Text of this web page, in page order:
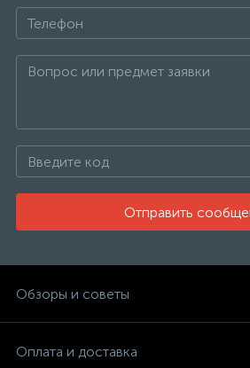
Отправить
Обзоры и советы
Оплата и доставка